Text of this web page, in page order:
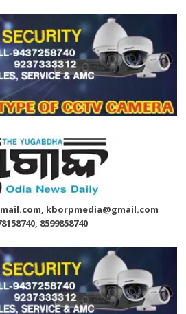
kborpmedia@gmail.com
8599858740